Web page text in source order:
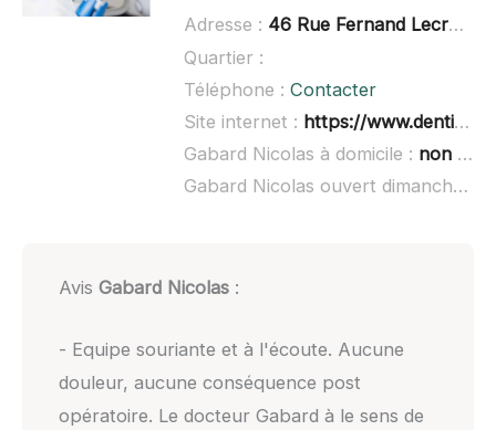
Adresse : 46 Rue Fernand Lecroart, 59960 Neuville-en-Ferrain
Quartier :
Téléphone : Contacter
Site internet : https://www.dentistes.fr/
Gabard Nicolas à domicile : non renseigné
Gabard Nicolas ouvert dimanche :
Avis Gabard Nicolas:
- Equipe souriante et à l'écoute. Aucune
douleur, aucune conséquence post
opératoire. Le docteur Gabard à le sens de